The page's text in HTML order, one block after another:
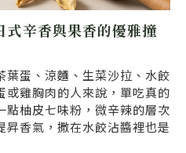
式辛香與果香的優雅撞
葉蛋、涼麵、生菜沙拉、水餃
或雞胸肉的人來說，單吃真的
點柚皮七味粉，微辛辣的層次
昇香氣，撒在水餃沾醬裡也是